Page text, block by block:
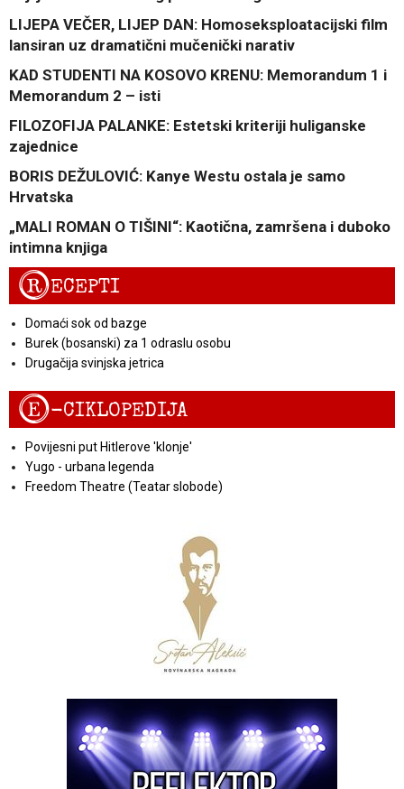
LIJEPA VEČER, LIJEP DAN: Homoseksploatacijski film
lansiran uz dramatični mučenički narativ
KAD STUDENTI NA KOSOVO KRENU: Memorandum 1 i
Memorandum 2 – isti
FILOZOFIJA PALANKE: Estetski kriteriji huliganske
zajednice
BORIS DEŽULOVIĆ: Kanye Westu ostala je samo
Hrvatska
„MALI ROMAN O TIŠINI“: Kaotična, zamršena i duboko
intimna knjiga
RECEPTI
Domaći sok od bazge
Burek (bosanski) za 1 odraslu osobu
Drugačija svinjska jetrica
E-CIKLOPEDIJA
Povijesni put Hitlerove 'klonje'
Yugo - urbana legenda
Freedom Theatre (Teatar slobode)